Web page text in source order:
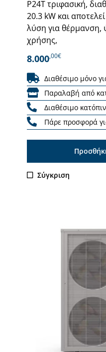
P24T τριφασική,
20.3 kW και
λύση για θέρμανση,
χρήσης,
8.000,00€
Διαθέσιμο μόνο
Παραλαβή από
Διαθέσιμο
Πάρε προσφορά
Σύγκριση